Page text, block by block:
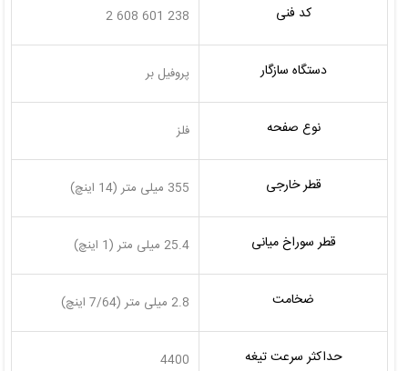
کد فنی 238 601 608 2
دستگاه سازگار پروفیل بر
نوع صفحه فلز
قطر خارجی 355 میلی متر (14 اینچ)
قطر سوراخ میانی 25.4 میلی متر (1 اینچ)
ضخامت 2.8 میلی متر (7/64 اینچ)
حداکثر سرعت تیغه 4400